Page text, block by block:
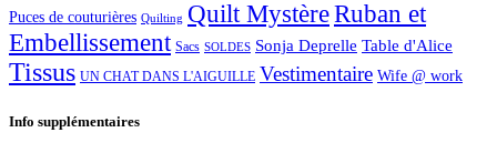
Puces de couturières Quilting Quilt MystèreRuban et
Embellissement Sacs SOLDES Sonja Deprelle Table d'Alice
Tissus UN CHAT DANS L'AIGUILLE Vestimentaire Wife @ work
Info supplémentaires